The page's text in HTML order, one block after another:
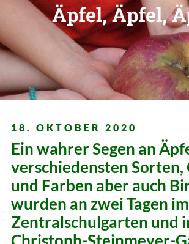
Äpfel, Äpfel,
18. OKTOBER 2020
Ein wahrer Segen an
verschiedensten Sorten,
und Farben aber auch
wurden an zwei Tagen im
Zentralschulgarten und
Christoph-Steinmeyer-